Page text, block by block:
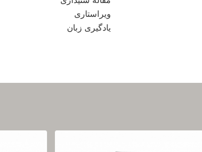
ویراستاری
یادگیری زبان